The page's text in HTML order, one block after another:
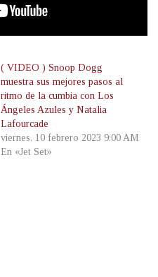
( VIDEO ) Snoop Dogg
muestra sus mejores pasos al
ritmo de la cumbia con Los
Ángeles Azules y Natalia
Lafourcade
viernes, 10 febrero 2023 9:00 AM
En «Jet Set»